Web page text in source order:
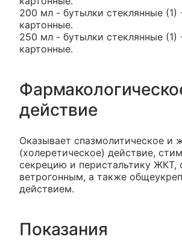
200 мл - бутылки стеклянные (1)
картонные.
250 мл - бутылки стеклянные (1)
картонные.
действие
Оказывает спазмолитическое и
(холеретическое) действие,
секрецию и перистальтику ЖКТ,
ветрогонным, а также
действием.
Показания